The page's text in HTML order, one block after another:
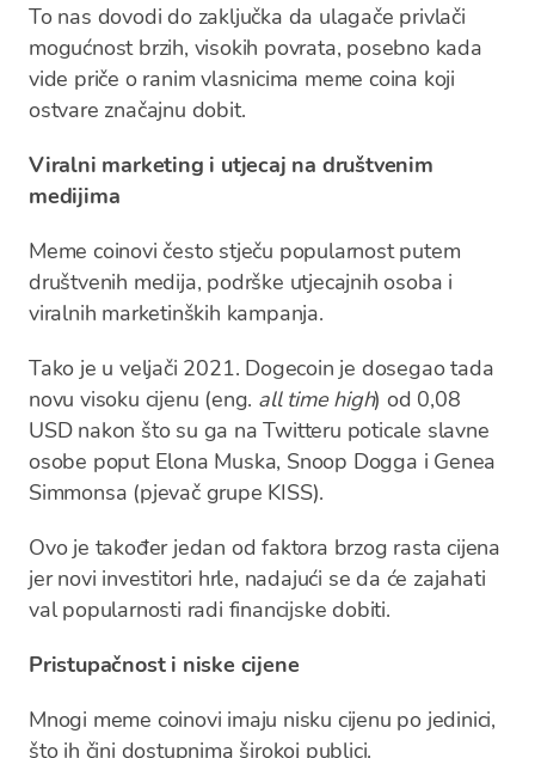
To nas dovodi do zaključka da ulagače privlači
mogućnost brzih, visokih povrata, posebno kada
vide priče o ranim vlasnicima meme coina koji
ostvare značajnu dobit.
Viralni marketing i utjecaj na društvenim
medijima
Meme coinovi često stječu popularnost putem
društvenih medija, podrške utjecajnih osoba i
viralnih marketinških kampanja.
Tako je u veljači 2021. Dogecoin je dosegao tada
novu visoku cijenu (eng. all time high) od 0,08
USD nakon što su ga na Twitteru poticale slavne
osobe poput Elona Muska, Snoop Dogga i Genea
Simmonsa (pjevač grupe KISS).
Ovo je također jedan od faktora brzog rasta cijena
jer novi investitori hrle, nadajući se da će zajahati
val popularnosti radi financijske dobiti.
Pristupačnost i niske cijene
Mnogi meme coinovi imaju nisku cijenu po jedinici,
što ih čini dostupnima širokoj publici.